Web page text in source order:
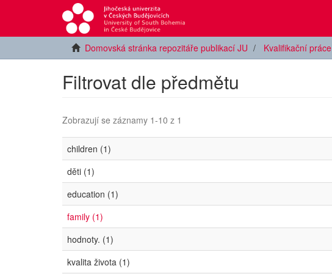
Domovská stránka repozitáře publikací JU Kvalifikační práce
Filtrovat dle předmětu
Zobrazují se záznamy 1-10 z 1
children (1)
děti (1)
education (1)
family (1)
hodnoty. (1)
kvalita života (1)